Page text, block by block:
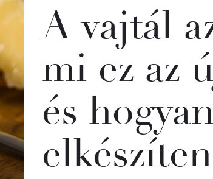
A vajtál
mi ez az
és